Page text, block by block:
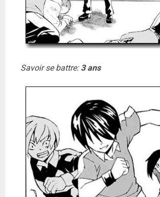
Savoir se battre: 3 ans